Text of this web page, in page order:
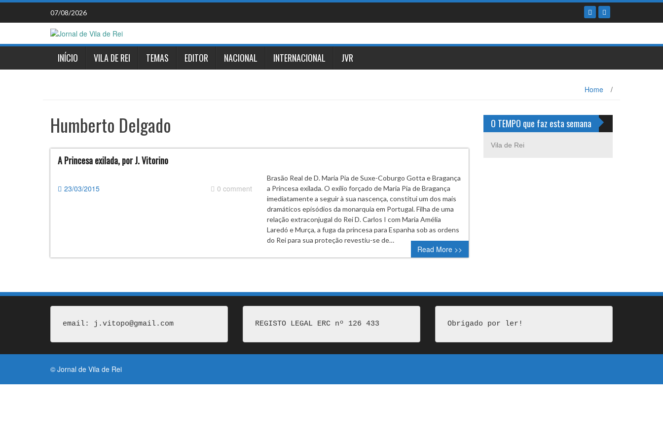
Skip
content
07/08/2026
INÍCIO VILA DE REI TEMAS EDITOR NACIONAL INTERNACIONAL JVR
Home /
Humberto Delgado
A Princesa exilada, por J. Vitorino
23/03/2015 0 comment
Brasão Real de D. Maria Pia de Suxe-Coburgo Gotta e Bragança
a Princesa exilada. O exílio forçado de Maria Pia de Bragança
imediatamente a seguir à sua nascença, constitui um dos mais
dramáticos episódios da monarquia em Portugal. Filha de uma
relação extraconjugal do Rei D. Carlos I com Maria Amélia
Laredó e Murça, a fuga da princesa para Espanha sob as ordens
do Rei para sua proteção revestiu-se de…
Read More >>
O TEMPO que faz esta semana
Vila de Rei
email: j.vitopo@gmail.com REGISTO LEGAL ERC nº 126 433 Obrigado por ler!
© Jornal de Vila de Rei